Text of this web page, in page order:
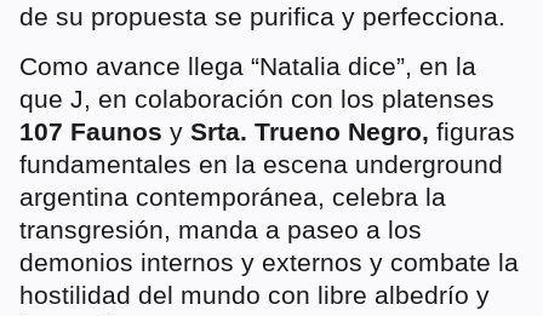
de su propuesta se purifica y perfecciona.
Como avance llega “Natalia dice”, en la
que J, en colaboración con los platenses
107 Faunos y Srta. Trueno Negro, figuras
fundamentales en la escena underground
argentina contemporánea, celebra la
transgresión, manda a paseo a los
demonios internos y externos y combate la
hostilidad del mundo con libre albedrío y